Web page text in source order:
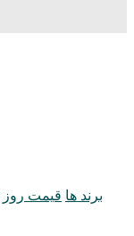
برند ها قیمت روز